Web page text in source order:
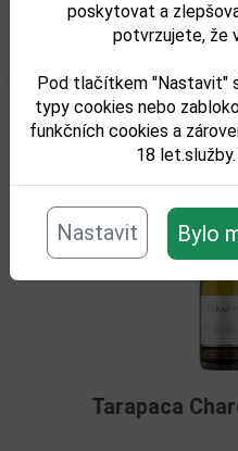
poskytovat a
potvrzujete, že
Pod tlačítkem "Nastavit"
typy cookies nebo
funkčních cookies a
18 let.služby.
Nastavit Bylo
Objem obalu (L):
Související zboží
Tarapaca Chardonnay